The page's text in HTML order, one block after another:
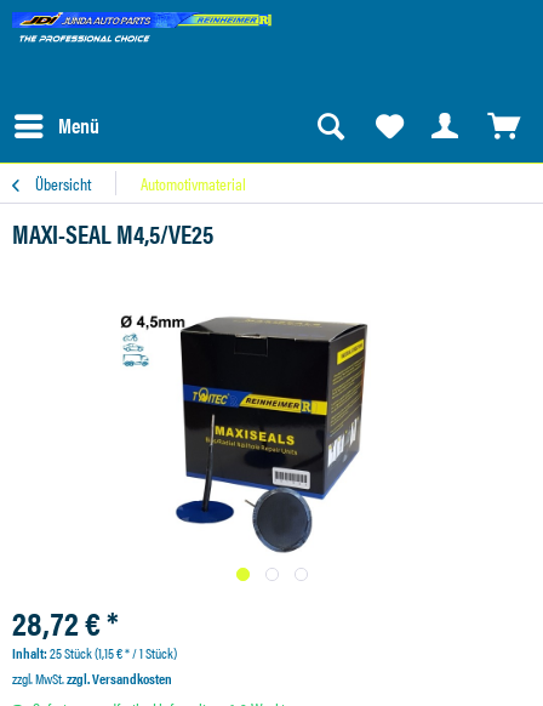
Menü
Übersicht Automotivmaterial
MAXI-SEAL M4,5/VE25
28,72 € *
Inhalt:25 Stück (1,15 € * / 1 Stück)
zzgl. MwSt.zzgl. Versandkosten